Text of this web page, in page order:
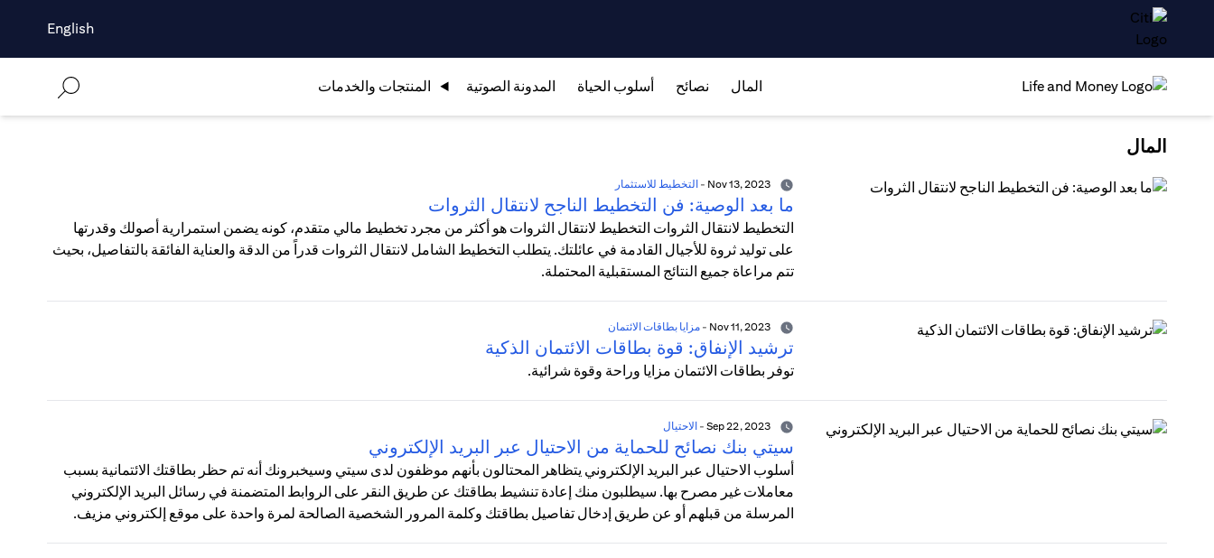
English
المال نصائح أسلوب الحياة المدونة الصوتية المنتجات والخدمات
المال
Nov 13, 2023
-التخطيط للاستثمار
ما بعد الوصية: فن التخطيط الناجح لانتقال الثروات
التخطيط لانتقال الثروات التخطيط لانتقال الثروات هو أكثر من مجرد تخطيط مالي متقدم، كونه يضمن استمرارية أصولك وقدرتها
على توليد ثروة للأجيال القادمة في عائلتك. يتطلب التخطيط الشامل لانتقال الثروات قدراً من الدقة والعناية الفائقة بالتفاصيل، بحيث
تتم مراعاة جميع النتائج المستقبلية المحتملة.
Nov 11, 2023
-مزايا بطاقات الائتمان
ترشيد الإنفاق: قوة بطاقات الائتمان الذكية
توفر بطاقات الائتمان مزايا وراحة وقوة شرائية.
Sep 22, 2023
-الاحتيال
سيتي بنك نصائح للحماية من الاحتيال عبر البريد الإلكتروني
أسلوب الاحتيال عبر البريد الإلكتروني يتظاهر المحتالون بأنهم موظفون لدى سيتي وسيخبرونك أنه تم حظر بطاقتك الائتمانية بسبب
معاملات غير مصرح بها. سيطلبون منك إعادة تنشيط بطاقتك عن طريق النقر على الروابط المتضمنة في رسائل البريد الإلكتروني
المرسلة من قبلهم أو عن طريق إدخال تفاصيل بطاقتك وكلمة المرور الشخصية الصالحة لمرة واحدة على موقع إلكتروني مزيف.